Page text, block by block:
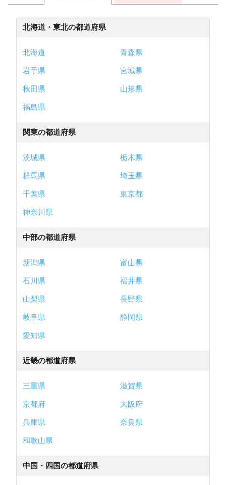
北海道・東北の都道府県
北海道
青森県
岩手県
宮城県
秋田県
山形県
福島県
関東の都道府県
茨城県
栃木県
群馬県
埼玉県
千葉県
東京都
神奈川県
中部の都道府県
新潟県
富山県
石川県
福井県
山梨県
長野県
岐阜県
静岡県
愛知県
近畿の都道府県
三重県
滋賀県
京都府
大阪府
兵庫県
奈良県
和歌山県
中国・四国の都道府県